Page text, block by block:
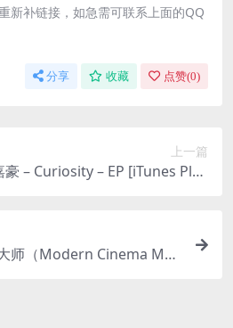
新补链接，如急需可联系上面的QQ
分享 收藏 点赞(0)
上一篇
– Curiosity – EP [iTunes Plus
师（Modern Cinema Mas